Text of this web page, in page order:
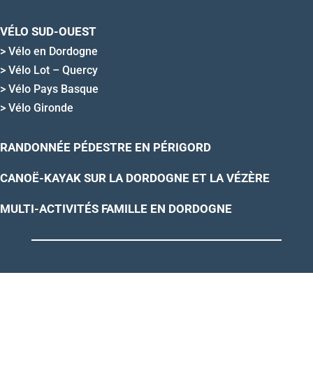
VÉLO SUD-OUEST
> Vélo en Dordogne
> Vélo Lot – Quercy
> Vélo Pays Basque
> Vélo Gironde
RANDONNÉE PÉDESTRE EN PÉRIGORD
CANOË-KAYAK SUR LA DORDOGNE ET LA VÉZÈRE
MULTI-ACTIVITÉS FAMILLE EN DORDOGNE